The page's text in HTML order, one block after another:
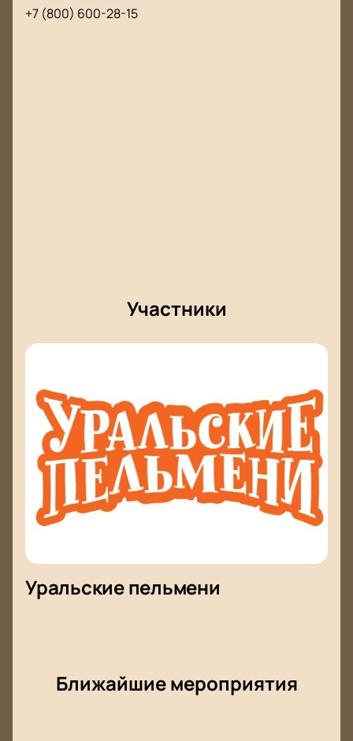
+7 (800) 600-28-15
Участники
Уральские пельмени
Ближайшие мероприятия